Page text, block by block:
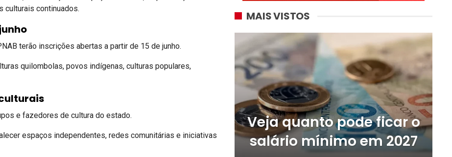
culturais continuados.
terão inscrições abertas a partir de 15 de junho.
quilombolas, povos indígenas, culturas populares,
e fazedores de cultura do estado.
espaços independentes, redes comunitárias e iniciativas
MAIS VISTOS
Veja quanto pode ficar o
salário mínimo em 2027